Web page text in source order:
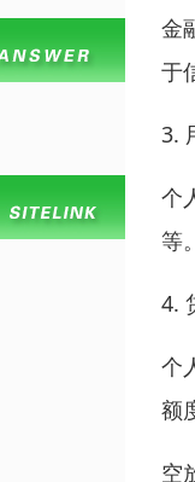
金
于
3.
个
等
4.
个
额
空